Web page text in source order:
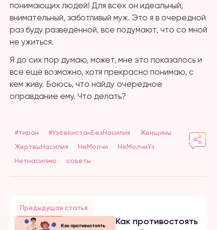
понимающих людей! Для всех он идеальный,
внимательный, заботливый муж. Это я в очередной
раз буду разведённой, все подумают, что со мной
не ужиться.
Я до сих пор думаю, может, мне это показалось и
всё ещё возможно, хотя прекрасно понимаю, с
кем живу. Боюсь, что найду очередное
оправдание ему. Что делать?
#тиран #УзбекистанБезНасилия
Женщины
ЖертвыНасилия
НеМолчи
НеМолчиУз
Нетнасилию
советы
Предыдущая статья
Как противостоять